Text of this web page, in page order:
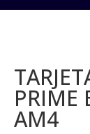
PRIME
AM4